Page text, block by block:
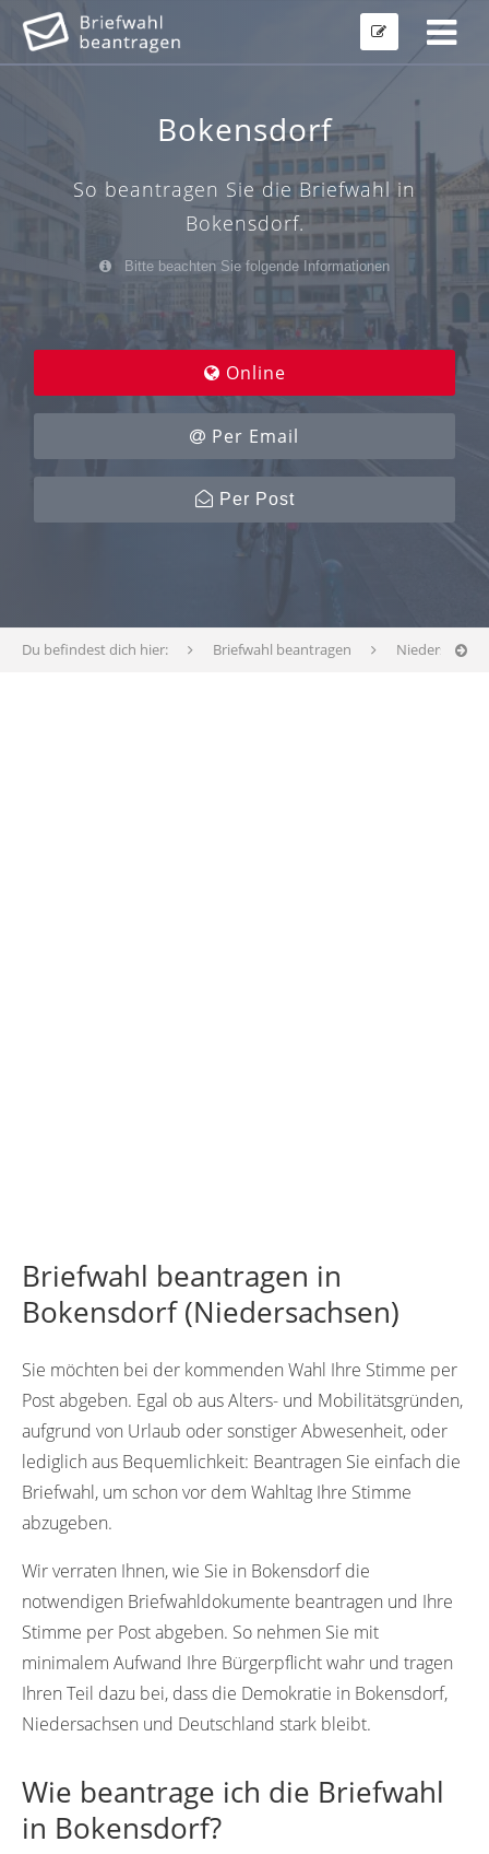
Bokensdorf
So beantragen Sie die Briefwahl in
Bokensdorf.
Bitte beachten Sie folgende Informationen
Online
Per Email
Per Post
Du befindest dich hier: Briefwahl beantragen
Briefwahl beantragen in
Bokensdorf (Niedersachsen)
Sie möchten bei der kommenden Wahl Ihre Stimme per
Post abgeben. Egal ob aus Alters- und Mobilitätsgründen,
aufgrund von Urlaub oder sonstiger Abwesenheit, oder
lediglich aus Bequemlichkeit: Beantragen Sie einfach die
Briefwahl, um schon vor dem Wahltag Ihre Stimme
abzugeben.
Wir verraten Ihnen, wie Sie in Bokensdorf die
notwendigen Briefwahldokumente beantragen und Ihre
Stimme per Post abgeben. So nehmen Sie mit
minimalem Aufwand Ihre Bürgerpflicht wahr und tragen
Ihren Teil dazu bei, dass die Demokratie in Bokensdorf,
Niedersachsen und Deutschland stark bleibt.
Wie beantrage ich die Briefwahl
in Bokensdorf?